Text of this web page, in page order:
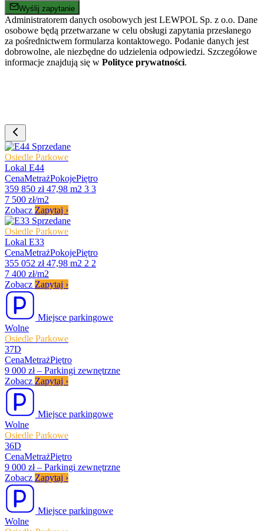
Wyślij zapytanie
Administratorem danych osobowych jest LEWPOL Sp. z o.o. Dane
osobowe będą przetwarzane w celu obsługi zapytania przesłanego
za pośrednictwem formularza kontaktowego. Podanie danych jest
dobrowolne, ale niezbędne do udzielenia odpowiedzi. Szczegółowe
informacje znajdują się w Polityce prywatności.
Sprzedane
Osiedle Parkowe
Lokal E44
CenaMetrażPokojePiętro
359 850 zł 47,98 m2 3 3
7 500 zł/m2
Zobacz Zapytaj ›
Sprzedane
Osiedle Parkowe
Lokal E33
CenaMetrażPokojePiętro
355 052 zł 47,98 m2 2 2
7 400 zł/m2
Zobacz Zapytaj ›
Miejsce parkingowe
Wolne
Osiedle Parkowe
37D
CenaMetrażPiętro
9 000 zł – Parkingi zewnętrzne
Zobacz Zapytaj ›
Miejsce parkingowe
Wolne
Osiedle Parkowe
36D
CenaMetrażPiętro
9 000 zł – Parkingi zewnętrzne
Zobacz Zapytaj ›
Miejsce parkingowe
Wolne